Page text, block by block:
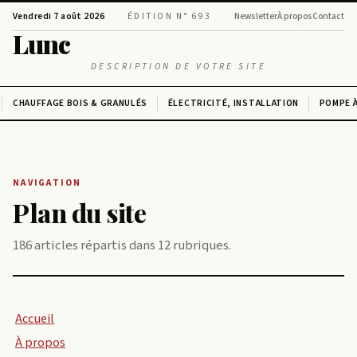
Vendredi 7 août 2026 ÉDITION N° 693 NewsletterÀ proposContact
Lunc
DESCRIPTION DE VOTRE SITE
CHAUFFAGE BOIS & GRANULÉS ÉLECTRICITÉ, INSTALLATION POMPE
NAVIGATION
Plan du site
186 articles répartis dans 12 rubriques.
Accueil
À propos